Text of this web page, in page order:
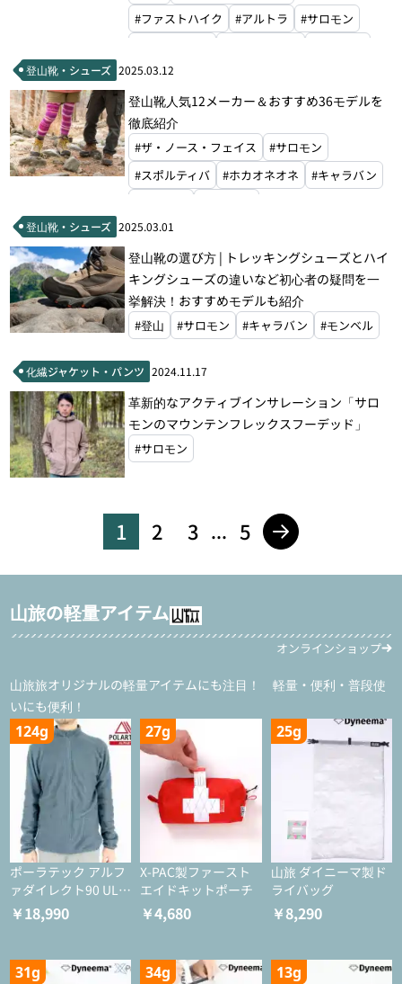
#ファストハイク
#アルトラ
#サロモン
登山靴・シューズ 2025.03.12
登山靴人気12メーカー＆おすすめ36モデルを
徹底紹介
#ザ・ノース・フェイス
#サロモン
#スポルティバ
#ホカオネオネ
#キャラバン
登山靴・シューズ 2025.03.01
登山靴の選び方 | トレッキングシューズとハイ
キングシューズの違いなど初心者の疑問を一
挙解決！おすすめモデルも紹介
#登山 #サロモン #キャラバン #モンベル
化繊ジャケット・パンツ 2024.11.17
革新的なアクティブインサレーション「サロ
モンのマウンテンフレックスフーデッド」
#サロモン
1 2 3 ... 5
山旅の軽量アイテム
オンラインショップ
山旅旅オリジナルの軽量アイテムにも注目！ 軽量・便利・普段使
いにも便利！
124g
ポーラテック アルフ
ァダイレクト90 ULジ
ャケット
￥18,990
27g
X-PAC製ファースト
エイドキットポーチ
￥4,680
25g
山旅 ダイニーマ製ド
ライバッグ
￥8,290
31g 34g 13g